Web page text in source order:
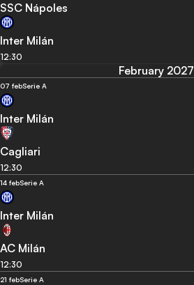
SSC Nápoles
Inter Milán
12:30
February 2027
07 febSerie A
Inter Milán
Cagliari
12:30
14 febSerie A
Inter Milán
AC Milán
12:30
21 febSerie A